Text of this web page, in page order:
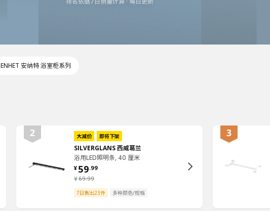
ENHET 安纳特 浴室柜系列
大减价 即将下架
SILVERGLANS 西威葛兰
浴用LED照明条, 40 厘米
¥69.99
¥ 59.99
7日售出23件 多种颜色/规格